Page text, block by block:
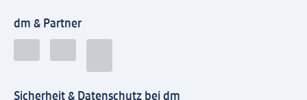
dm & Partner
Sicherheit & Datenschutz bei dm